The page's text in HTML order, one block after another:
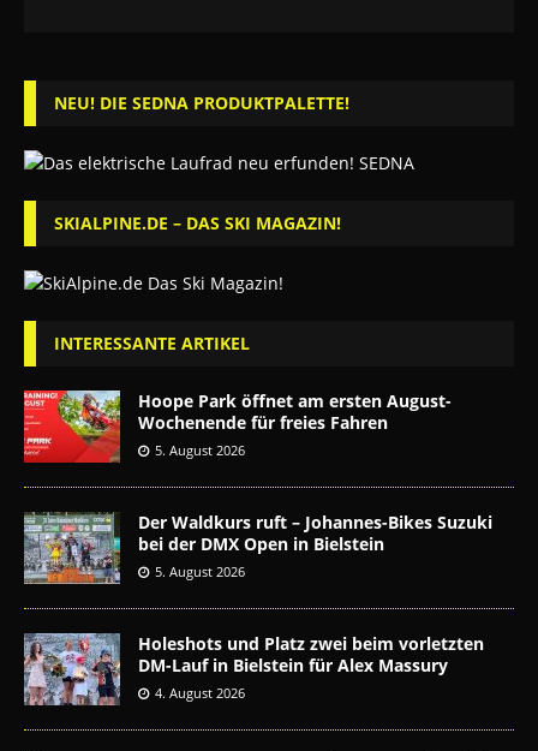
NEU! DIE SEDNA PRODUKTPALETTE!
SKIALPINE.DE – DAS SKI MAGAZIN!
INTERESSANTE ARTIKEL
Hoope Park öffnet am ersten August-
Wochenende für freies Fahren
5. August 2026
Der Waldkurs ruft – Johannes-Bikes Suzuki
bei der DMX Open in Bielstein
5. August 2026
Holeshots und Platz zwei beim vorletzten
DM-Lauf in Bielstein für Alex Massury
4. August 2026